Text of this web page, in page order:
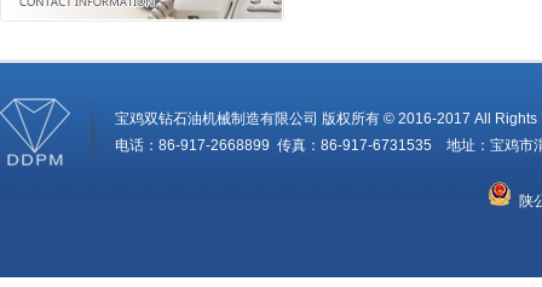
宝鸡双钻石油机械制造有限公司 版权所有 © 2016-2017 All
电话：86-917-2668899 传真：86-917-6731535 地址：宝鸡市
陕